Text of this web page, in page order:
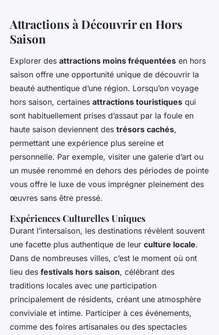
Attractions à Découvrir en Hors
Saison
Explorer des attractions moins fréquentées en hors
saison offre une opportunité unique de découvrir la
beauté authentique d’une région. Lorsqu’on voyage
hors saison, certaines attractions touristiques qui
sont habituellement prises d’assaut par la foule en
haute saison deviennent des trésors cachés,
permettant une expérience plus sereine et
personnelle. Par exemple, visiter une galerie d’art ou
un musée renommé en dehors des périodes de pointe
vous offre le luxe de vous imprégner pleinement des
œuvres sans être pressé.
Expériences Culturelles Uniques
Durant l’intersaison, les destinations révèlent souvent
une facette plus authentique de leur culture locale.
Dans de nombreuses villes, c’est le moment où ont
lieu des festivals hors saison, célébrant des
traditions locales avec une participation
principalement de résidents, créant une atmosphère
conviviale et intime. Participer à ces événements,
comme des foires artisanales ou des spectacles